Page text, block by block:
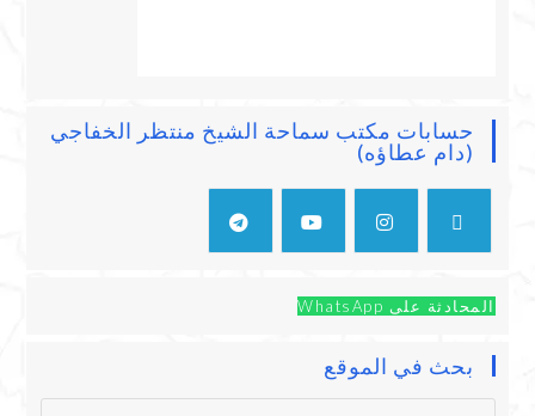
حسابات مكتب سماحة الشيخ منتظر الخفاجي
(دام عطاؤه)
المحادثة على WhatsApp
بحث في الموقع